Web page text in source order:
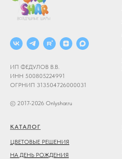
ИП ФЕДУЛОВ В.В.
ИНН 500805224991
ОГРНИП 313504726000031
© 2017-2026 Onlyshar.ru
КАТАЛОГ
ЦВЕТОВЫЕ РЕШЕНИЯ
НА ДЕНЬ РОЖДЕНИЯ